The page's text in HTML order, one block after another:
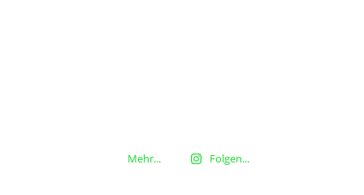
Mehr... Folgen...